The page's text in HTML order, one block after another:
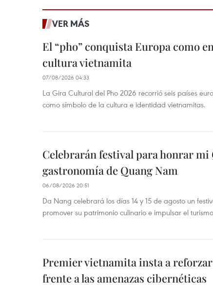
VER MÁS
El “pho” conquista Europa como
cultura vietnamita
07/08/2026 04:33
La Gira Cultural del Pho 2026 recorrió seis países
como símbolo de la cultura e identidad vietnamitas.
Celebrarán festival para honrar mi
gastronomía de Quang Nam
06/08/2026 20:51
Da Nang celebrará los días 14 y 15 de agosto un
promover su patrimonio culinario e impulsar el
Premier vietnamita insta a
frente a las amenazas cibernéticas